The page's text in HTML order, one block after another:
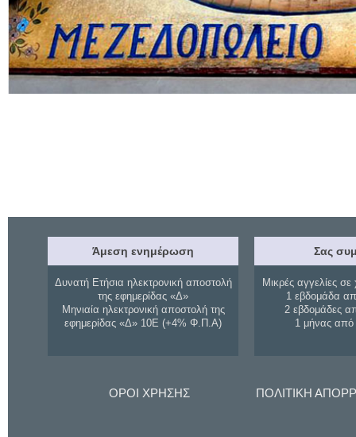
Άμεση ενημέρωση
Δυνατή Ετήσια ηλεκτρονική αποστολή
της εφημερίδας «Δ»
Μηνιαία ηλεκτρονική αποστολή της
εφημερίδας «Δ» 10Ε (+4% Φ.Π.Α)
Σας
Μικρές αγγελίες σε
1 εβδομάδα
2 εβδομάδες
1 μήνας
ΟΡΟΙ ΧΡΗΣΗΣ ΠΟΛΙΤΙΚΗ